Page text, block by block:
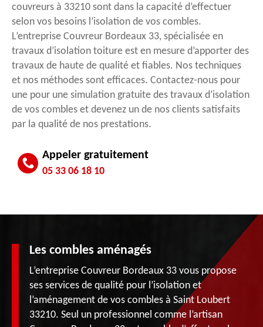
couvreurs à 33210 sont dans la capacité d’effectuer
selon vos besoins l’isolation de vos combles.
L’entreprise Couvreur Bordeaux 33, spécialisée en
travaux d’isolation toiture est en mesure d’apporter des
travaux de haute de qualité et fiables. Nos techniques
et nos méthodes sont efficaces. Contactez-nous pour
une pour une simulation gratuite des travaux d’isolation
de vos combles et devenez un de nos clients satisfaits
par la qualité de nos prestations.
Appeler gratuitement
05 33 06 18 10
Les combles aménagés
L’entreprise Couvreur Bordeaux 33 vous propose
ses services de qualité pour l’isolation et
l’aménagement de vos combles à Saint Loubert
33210. Seul un professionnel comme l’artisan